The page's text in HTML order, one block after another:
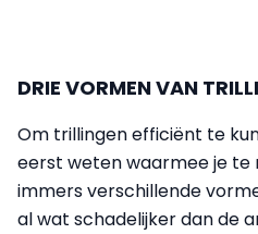
DRIE VORMEN VAN
Om trillingen efficiënt te
eerst weten waarmee je te
immers verschillende
al wat schadelijker dan de